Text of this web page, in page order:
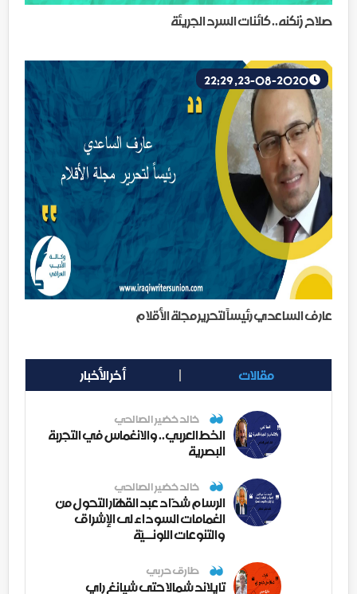
صلاح زنكنه.. كائنات السرد الجريئة
عارف الساعدي رئيساً لتحرير مجلة الأقلام
مقالات أخر الأخبار
خالد خضير الصالحي
الخط العربي.. والانغماس في التجربة
البصرية
خالد خضير الصالحي
الرسام شدّاد عبد القهّار التحول من
الغمامات السوداء لى الإشراق
والتنوعات اللونــيّة
طارق حربي
تايلاند شمالا حتى شيانغ راي